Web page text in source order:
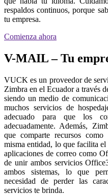
respaldos continuos, porque
tu empresa.
Comienza ahora
V-MAIL – Tu
VUCK es un proveedor de
Zimbra en el Ecuador a través
siendo un medio de
muchos servicios de
adecuado para que los
adecuadamente. Además,
que comparte recursos como
misma entidad, lo que facilita
aplicaciones de correo como
de unir ambos servicios
ambos sistemas, lo que
necesidad de perder las
servicios te brinda.